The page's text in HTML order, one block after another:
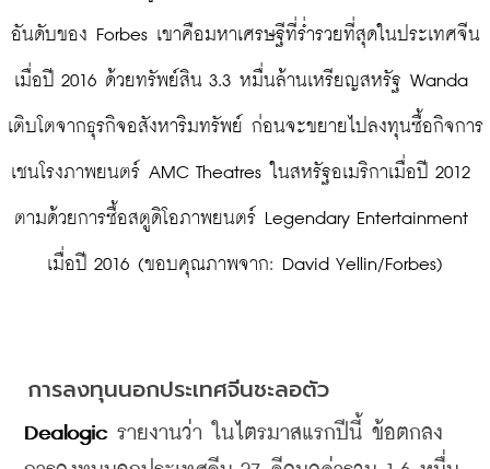
อันดับของ Forbes เขาคือมหาเศรษฐีที่ร่ำรวยที่สุดในประเทศจีน
เมื่อปี 2016 ด้วยทรัพย์สิน 3.3 หมื่นล้านเหรียญสหรัฐ Wanda
เติบโตจากธุรกิจอสังหาริมทรัพย์ ก่อนจะขยายไปลงทุนซื้อกิจการ
เชนโรงภาพยนตร์ AMC Theatres ในสหรัฐอเมริกาเมื่อปี 2012
ตามด้วยการซื้อสตูดิโอภาพยนตร์ Legendary Entertainment
เมื่อปี 2016 (ขอบคุณภาพจาก: David Yellin/Forbes)
การลงทุนนอกประเทศจีนชะลอตัว
Dealogic รายงานว่า ในไตรมาสแรกปีนี้ ข้อตกลง